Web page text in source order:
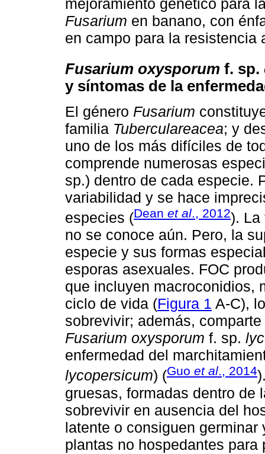
mejoramiento genético para
Fusarium en banano, con
en campo para la resistencia
Fusarium oxysporum f. sp.
y síntomas de la
El género Fusarium
familia Tuberculareacea; y
uno de los más difíciles de
comprende numerosas
sp.) dentro de cada especie.
variabilidad y se hace
especies (Dean et al., 2012). La
no se conoce aún. Pero, la
especie y sus formas
esporas asexuales. FOC
que incluyen macroconidios,
ciclo de vida (Figura 1 A-C),
sobrevivir; además,
Fusarium oxysporum f. sp.
enfermedad del
lycopersicum) (Guo et al., 2014
gruesas, formadas dentro de
sobrevivir en ausencia del
latente o consiguen
plantas no hospedantes